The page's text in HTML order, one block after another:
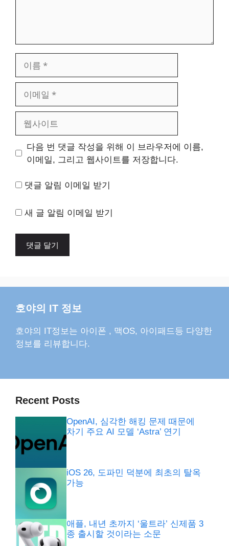
일
트
다음 번 댓글 작성을 위해 이 브라우저에 이름,
이메일, 그리고 웹사이트를 저장합니다.
댓글 알림 이메일 받기
새 글 알림 이메일 받기
호야의 IT 정보
호야의 IT정보는 아이폰 , 맥OS, 아이패드등 다양한
정보를 리뷰합니다.
Recent Posts
OpenAI, 심각한 해킹 문제 때문에
차기 주요 AI 모델 ‘Astra’ 연기
iOS 26, 도파민 덕분에 최초의 탈옥
가능
애플, 내년 초까지 ‘울트라’ 신제품 3
종 출시할 것이라는 소문